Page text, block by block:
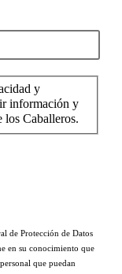
y
información y
los Caballeros.
de Protección de Datos
en su conocimiento que
que puedan